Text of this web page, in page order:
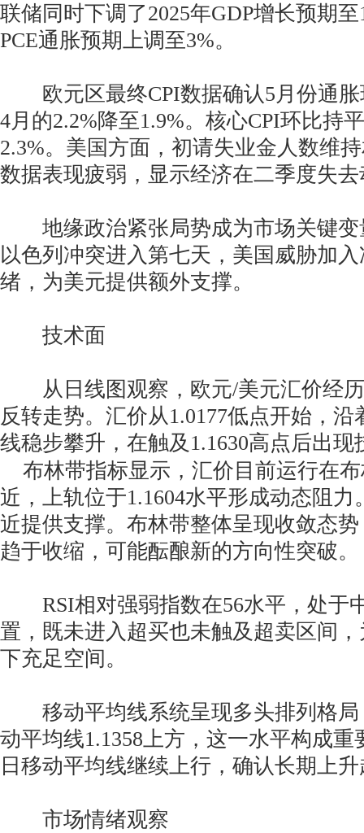
联储同时下调了2025年GDP增长预期
PCE通胀预期上调至3%。
欧元区最终CPI数据确认5月份通胀
4月的2.2%降至1.9%。核心CPI环比持
2.3%。美国方面，初请失业金人数维
数据表现疲弱，显示经济在二季度失
地缘政治紧张局势成为市场关键变
以色列冲突进入第七天，美国威胁加
绪，为美元提供额外支撑。
技术面
从日线图观察，欧元/美元汇价经历
反转走势。汇价从1.0177低点开始，
线稳步攀升，在触及1.1630高点后出现
布林带指标显示，汇价目前运行在布
近，上轨位于1.1604水平形成动态阻力
近提供支撑。布林带整体呈现收敛态
趋于收缩，可能酝酿新的方向性突破。
RSI相对强弱指数在56水平，处于
置，既未进入超买也未触及超卖区间
下充足空间。
移动平均线系统呈现多头排列格局
动平均线1.1358上方，这一水平构成重
日移动平均线继续上行，确认长期上
市场情绪观察